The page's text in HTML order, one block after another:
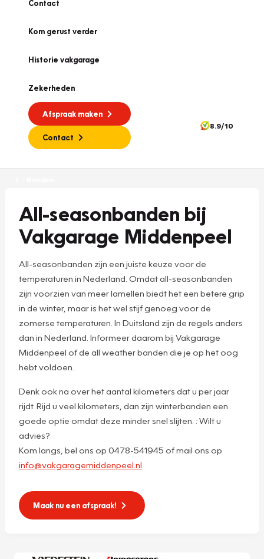
Contact
Kom gerust verder
Historie vakgarage
Zekerheden
Afspraak maken
Contact
8.9/10
All-seasonbanden bij
Vakgarage Middenpeel
All-seasonbanden zijn een juiste keuze voor de
temperaturen in Nederland. Omdat all-seasonbanden
zijn voorzien van meer lamellen biedt het een betere grip
in de winter, maar is het wel stijf genoeg voor de
zomerse temperaturen. In Duitsland zijn de regels anders
dan in Nederland. Informeer daarom bij Vakgarage
Middenpeel of de all weather banden die je op het oog
hebt voldoen.
Denk ook na over het aantal kilometers dat u per jaar
rijdt. Rijd u veel kilometers, dan zijn winterbanden een
goede optie omdat deze minder snel slijten. : Wilt u
advies?
Kom langs, bel ons op 0478-541945 of mail ons op
info@vakgaragemiddenpeel.nl
Maak nu een afspraak!